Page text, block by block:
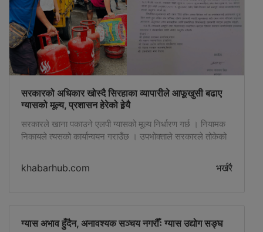
सरकारको अधिकार खोस्दै सिरहाका व्यापारीले आफूखुसी बढाए
ग्यासको मूल्य, प्रशासन हेरेको हेर्‍यै
सरकारले खाना पकाउने एलपी ग्यासको मूल्य निर्धारण गर्छ । नियामक
निकायले त्यसको कार्यान्वयन गराउँछ । उपभोक्ताले सरकारले तोकेको
सिरहामा यही आधारभूत मान्यतालाई चुनौती दिने गरी एउटा गम्भीर विषय
khabarhub.com भर्खरै
ग्यास अभाव हुँदैन, अनावश्यक सञ्चय नगरौँः ग्यास उद्योग सङ्घ